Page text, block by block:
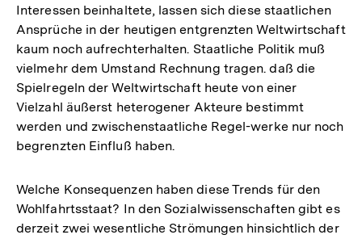
Interessen beinhaltete, lassen sich diese staatlichen
Ansprüche in der heutigen entgrenzten Weltwirtschaft
kaum noch aufrechterhalten. Staatliche Politik muß
vielmehr dem Umstand Rechnung tragen. daß die
Spielregeln der Weltwirtschaft heute von einer
Vielzahl äußerst heterogener Akteure bestimmt
werden und zwischenstaatliche Regel-werke nur noch
begrenzten Einfluß haben.
Welche Konsequenzen haben diese Trends für den
Wohlfahrtsstaat? In den Sozialwissenschaften gibt es
derzeit zwei wesentliche Strömungen hinsichtlich der